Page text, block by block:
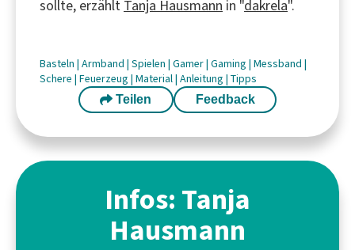
sollte, erzählt Tanja Hausmann in "dakrela".
Basteln | Armband | Spielen | Gamer| Gaming | Messband |
Schere | Feuerzeug | Material| Anleitung | Tipps
Teilen Feedback
Infos: Tanja
Hausmann